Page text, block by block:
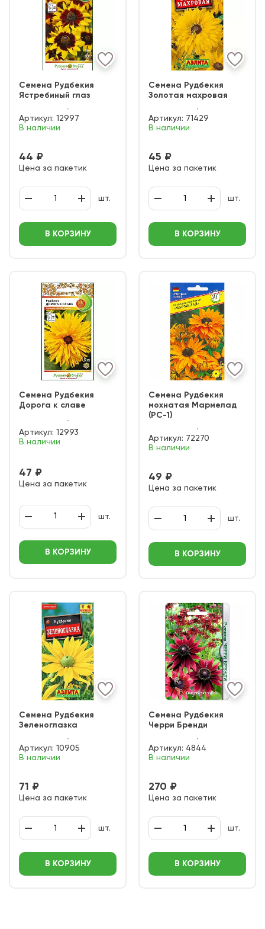
Семена Рудбекия
Ястребиный глаз
Артикул: 12997
В наличии
44 ₽
Цена за пакетик
шт.
В КОРЗИНУ
Семена Рудбекия
Золотая махровая
Артикул: 71429
В наличии
45 ₽
Цена за пакетик
шт.
В КОРЗИНУ
Семена Рудбекия
Дорога к славе
Артикул: 12993
В наличии
47 ₽
Цена за пакетик
шт.
В КОРЗИНУ
Семена Рудбекия
мохнатая Мармелад
(РС-1)
Артикул: 72270
В наличии
49 ₽
Цена за пакетик
шт.
В КОРЗИНУ
Семена Рудбекия
Зеленоглазка
Артикул: 10905
В наличии
71 ₽
Цена за пакетик
шт.
В КОРЗИНУ
Семена Рудбекия
Черри Бренди
Артикул: 4844
В наличии
270 ₽
Цена за пакетик
шт.
В КОРЗИНУ